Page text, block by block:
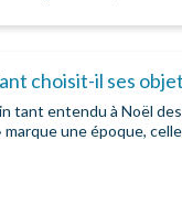
choisit-il ses
tant entendu à Noël des
marque une époque,